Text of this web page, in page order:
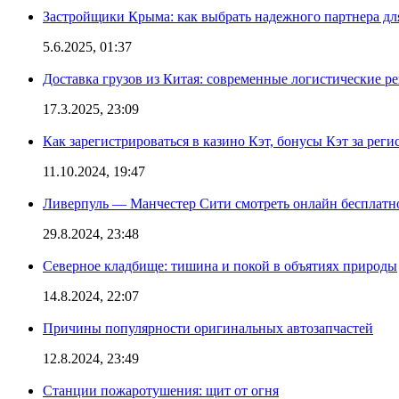
Застройщики Крыма: как выбрать надежного партнера
5.6.2025, 01:37
Доставка грузов из Китая: современные логистические
17.3.2025, 23:09
Как зарегистрироваться в казино Кэт, бонусы Кэт за
11.10.2024, 19:47
Ливерпуль — Манчестер Сити смотреть онлайн
29.8.2024, 23:48
Северное кладбище: тишина и покой в объятиях природы
14.8.2024, 22:07
Причины популярности оригинальных автозапчастей
12.8.2024, 23:49
Станции пожаротушения: щит от огня